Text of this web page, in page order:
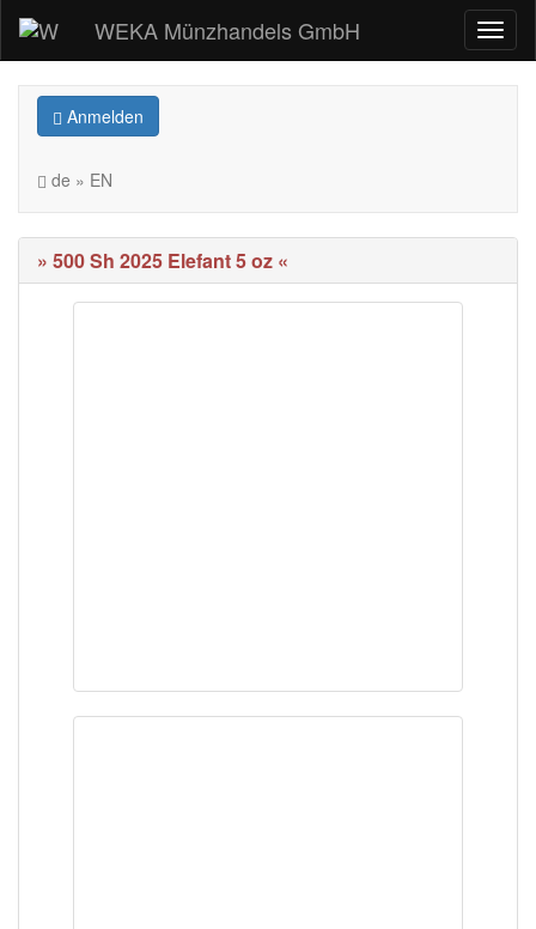
WEKA Münzhandels GmbH
Anmelden
de » EN
» 500 Sh 2025 Elefant 5 oz «